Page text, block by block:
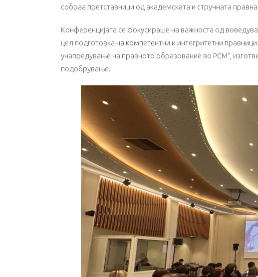
собраа претставници од академската и стручната
Конференцијата се фокусираше на важноста од
цел подготовка на компетентни и интегритетни
унапредување на правното образование во РСМ“,
подобрување.